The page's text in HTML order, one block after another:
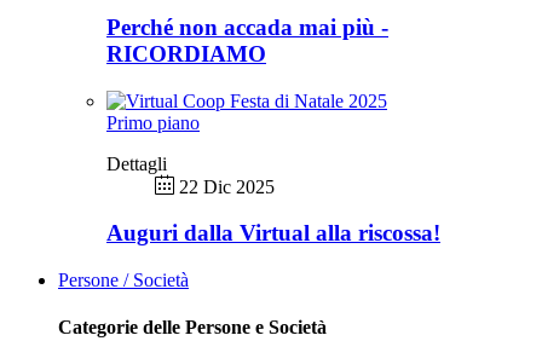
Perché non accada mai più -
RICORDIAMO
Primo piano
Dettagli
22 Dic 2025
Auguri dalla Virtual alla riscossa!
Persone / Società
Categorie delle Persone e Società